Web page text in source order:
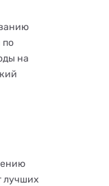
по
на
лучших